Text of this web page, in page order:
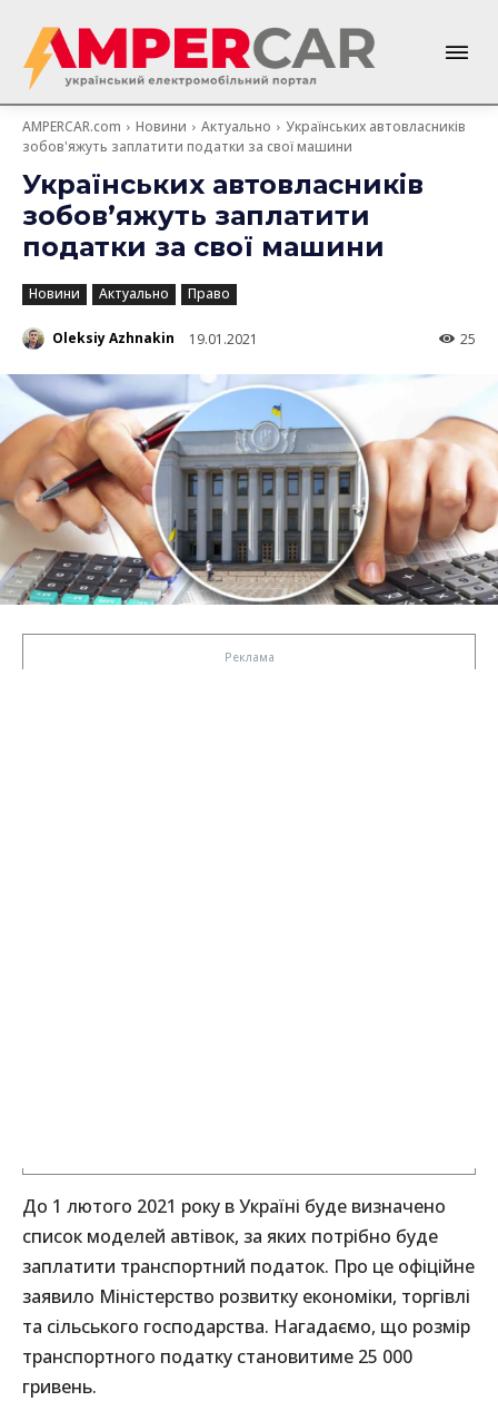
AMPERCAR.com Новини Актуально
Українських автовласників
зобов'яжуть заплатити податки за свої машини
Українських автовласників
зобов’яжуть заплатити
податки за свої машини
Новини Актуально Право
Oleksiy Azhnakin 19.01.2021 25
До 1 лютого 2021 року в Україні буде визначено
список моделей автівок, за яких потрібно буде
заплатити транспортний податок. Про це офіційне
заявило Міністерство розвитку економіки, торгівлі
та сільського господарства. Нагадаємо, що розмір
транспортного податку становитиме 25 000
гривень.